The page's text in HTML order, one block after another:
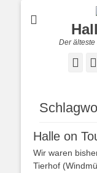
Der älteste
Halle on
Wir waren
Tierhof